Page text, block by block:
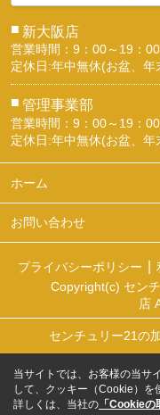
■ 新大阪店
営業時間：9：00～19：00
定休日:年中無休(お盆、年
■ 管理事業部
営業時間：9：00～19：00
定休日:年中無休(お盆、年
ホーム
お問い合わせ
プライバシーポリシー
Copyright(c) セン
店
センチュリー21の
当サイトでは、お客様の当サ
して、クッキー（Cookie）を
詳しくは、当社の 「Cookieの